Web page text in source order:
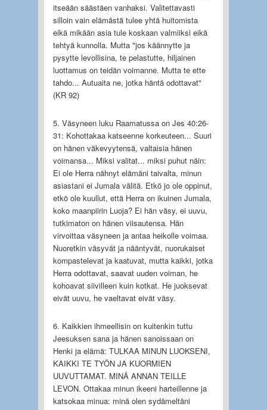
itseään säästäen vanhaksi. Valitettavasti
silloin vain elämästä tulee yhtä huitomista
eikä mikään asia tule koskaan valmiiksi eikä
tehtyä kunnolla. Mutta "jos käännytte ja
pysytte levollisina, te pelastutte, hiljainen
luottamus on teidän voimanne. Mutta te ette
tahdo... Autuaita ne, jotka häntä odottavat"
(KR 92)
5. Väsyneen luku Raamatussa on Jes 40:26-
31: Kohottakaa katseenne korkeuteen... Suuri
on hänen väkevyytensä, valtaisia hänen
voimansa... Miksi valitat... miksi puhut näin:
Ei ole Herra nähnyt elämäni taivalta, minun
asiastani ei Jumala välitä. Etkö jo ole oppinut,
etkö ole kuullut, että Herra on ikuinen Jumala,
koko maanpiirin Luoja? Ei hän väsy, ei uuvu,
tutkimaton on hänen viisautensa. Hän
virvoittaa väsyneen ja antaa heikolle voimaa.
Nuoretkin väsyvät ja nääntyvät, nuorukaiset
kompastelevat ja kaatuvat, mutta kaikki, jotka
Herra odottavat, saavat uuden voiman, he
kohoavat siivilleen kuin kotkat. He juoksevat
eivät uuvu, he vaeltavat eivät väsy.
6. Kaikkien ihmeellisin on kuitenkin tuttu
Jeesuksen sana ja hänen sanoissaan on
Henki ja elämä: TULKAA MINUN LUOKSENI,
KAIKKI TE TYÖN JA KUORMIEN
UUVUTTAMAT. MINÄ ANNAN TEILLE
LEVON. Ottakaa minun ikeeni harteillenne ja
katsokaa minua: minä olen sydämeltäni